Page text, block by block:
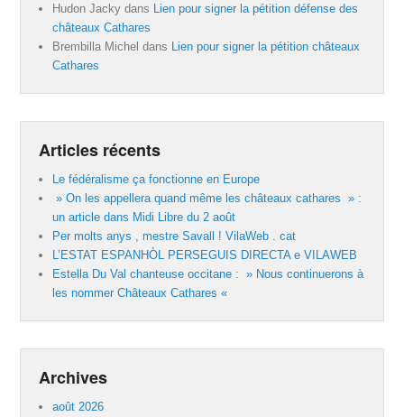
Hudon Jacky dans Lien pour signer la pétition défense des
châteaux Cathares
Brembilla Michel dans Lien pour signer la pétition châteaux
Cathares
Articles récents
Le fédéralisme ça fonctionne en Europe
» On les appellera quand même les châteaux cathares » :
un article dans Midi Libre du 2 août
Per molts anys , mestre Savall ! VilaWeb . cat
L’ESTAT ESPANHÒL PERSEGUIS DIRECTA e VILAWEB
Estella Du Val chanteuse occitane : » Nous continuerons à
les nommer Châteaux Cathares «
Archives
août 2026